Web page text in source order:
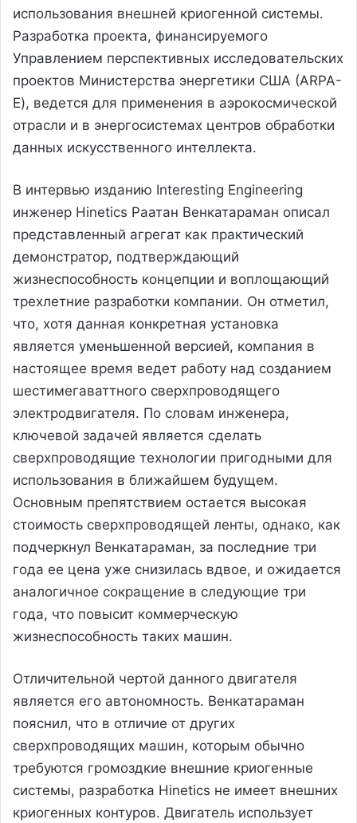
использования внешней криогенной системы.
Разработка проекта, финансируемого
Управлением перспективных исследовательских
проектов Министерства энергетики США (ARPA-
E), ведется для применения в аэрокосмической
отрасли и в энергосистемах центров обработки
данных искусственного интеллекта.
В интервью изданию Interesting Engineering
инженер Hinetics Раатан Венкатараман описал
представленный агрегат как практический
демонстратор, подтверждающий
жизнеспособность концепции и воплощающий
трехлетние разработки компании. Он отметил,
что, хотя данная конкретная установка
является уменьшенной версией, компания в
настоящее время ведет работу над созданием
шестимегаваттного сверхпроводящего
электродвигателя. По словам инженера,
ключевой задачей является сделать
сверхпроводящие технологии пригодными для
использования в ближайшем будущем.
Основным препятствием остается высокая
стоимость сверхпроводящей ленты, однако, как
подчеркнул Венкатараман, за последние три
года ее цена уже снизилась вдвое, и ожидается
аналогичное сокращение в следующие три
года, что повысит коммерческую
жизнеспособность таких машин.
Отличительной чертой данного двигателя
является его автономность. Венкатараман
пояснил, что в отличие от других
сверхпроводящих машин, которым обычно
требуются громоздкие внешние криогенные
системы, разработка Hinetics не имеет внешних
криогенных контуров. Двигатель использует